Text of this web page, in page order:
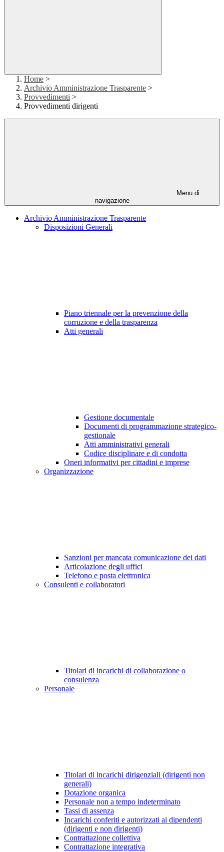
Home >
Archivio Amministrazione Trasparente >
Provvedimenti >
Provvedimenti dirigenti
Menu di
navigazione
Archivio Amministrazione Trasparente
Disposizioni Generali
Piano triennale per la prevenzione della
corruzione e della trasparenza
Atti generali
Gestione documentale
Documenti di programmazione strategico-
gestionale
Atti amministrativi generali
Codice disciplinare e di condotta
Oneri informativi per cittadini e imprese
Organizzazione
Sanzioni per mancata comunicazione dei dati
Articolazione degli uffici
Telefono e posta elettronica
Consulenti e collaboratori
Titolari di incarichi di collaborazione o
consulenza
Personale
Titolari di incarichi dirigenziali (dirigenti non
generali)
Dotazione organica
Personale non a tempo indeterminato
Tassi di assenza
Incarichi conferiti e autorizzati ai dipendenti
(dirigenti e non dirigenti)
Contrattazione collettiva
Contrattazione integrativa